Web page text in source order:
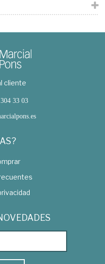
cliente
33 03